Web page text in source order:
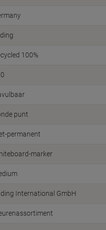
100%
punt
permanent
marker
International GmbH